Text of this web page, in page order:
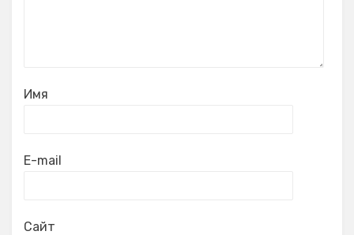
Имя
E-mail
Сайт